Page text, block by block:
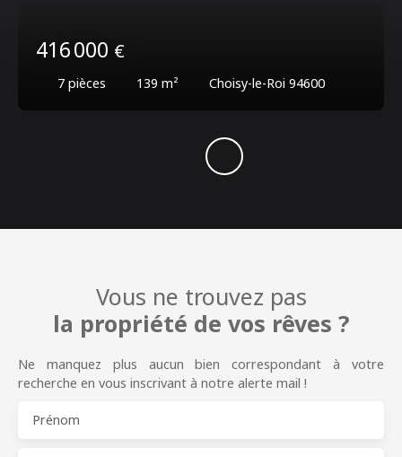
416 000 €
7 pièces 139 m² Choisy-le-Roi 94600
Vous ne trouvez pas
la propriété de vos rêves ?
Ne manquez plus aucun bien correspondant à votre
recherche en vous inscrivant à notre alerte mail !
Prénom